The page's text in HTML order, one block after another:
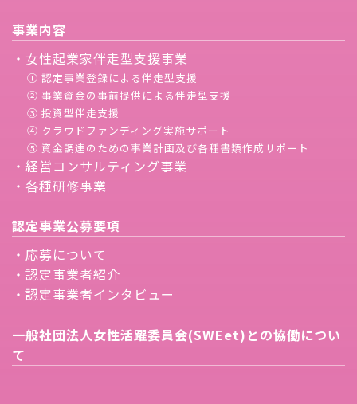
事業内容
・女性起業家伴走型支援事業
① 認定事業登録による伴走型支援
② 事業資金の事前提供による伴走型支援
③ 投資型伴走支援
④ クラウドファンディング実施サポート
⑤ 資金調達のための事業計画及び各種書類作成サポート
・経営コンサルティング事業
・各種研修事業
認定事業公募要項
・応募について
・認定事業者紹介
・認定事業者インタビュー
一般社団法人女性活躍委員会(SWEet)との協働につい
て